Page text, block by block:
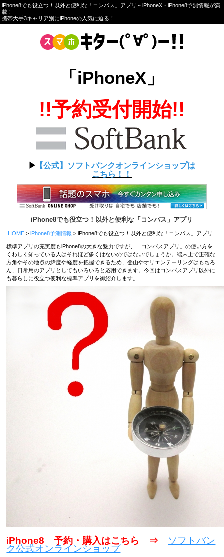
iPhone8でも役立つ！以外と便利な「コンパス」アプリ～iPhoneX・iPhone8予測情報が満
載！
携帯大手3キャリア別にiPhoneの人気に迫る！
「iPhoneX」
!!予約受付開始!!
▶︎ 【公式】ソフトバンクオンラインショップは
こちら！！
iPhone8でも役立つ！以外と便利な「コンパス」アプリ
HOME iPhone8予測情報 iPhone8でも役立つ！以外と便利な「コンパス」アプリ
標準アプリの充実度もiPhone8の大きな魅力ですが、「コンパスアプリ」の使い方を
くわしく知っている人はそれほど多くはないのではないでしょうか。端末上で正確な
方角やその地点の緯度や経度を把握できるため、登山やオリエンテーリングはもちろ
ん、日常用のアプリとしてもいろいろと応用できます。今回はコンパスアプリ以外に
も暮らしに役立つ便利な標準アプリを御紹介します。
iPhone8 予約・購入はこちら ⇒ ソフトバン
ク公式オンラインショップ